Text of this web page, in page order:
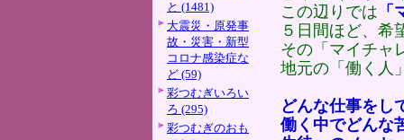
と (1481)
大震災・原発事
故・災害・新型
コロナ感染症な
ど (59)
彩つむぎいろい
ろ (295)
彩つむぎのおも
この辺りでは
５日間ほど、希
その「マイチャ
地元の「働く人
どんな仕事をし
働く中でどんな